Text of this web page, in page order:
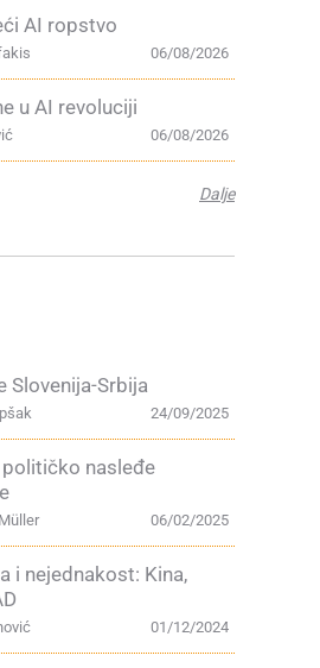
AI ropstvo
06/08/2026
u AI revoluciji
06/08/2026
Dalje
Slovenija-Srbija
24/09/2025
nasleđe
06/02/2025
i nejednakost: Kina,
01/12/2024